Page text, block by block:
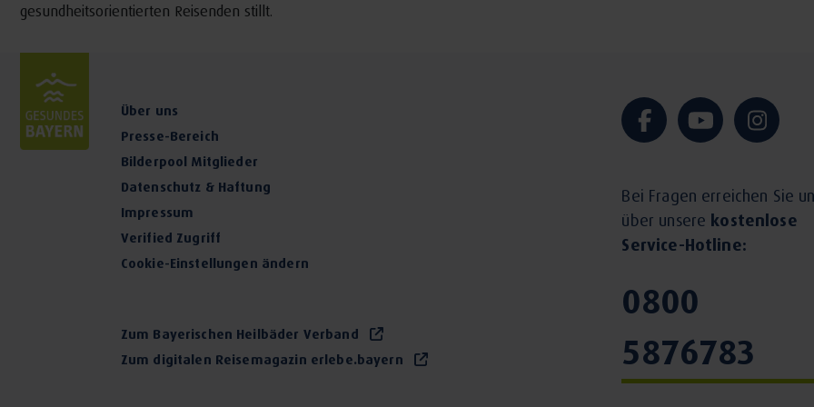
gesundheitsorientierten Reisenden stillt.
Über uns
Presse-Bereich
Bilderpool Mitglieder
Datenschutz & Haftung
Impressum
Verified Zugriff
Cookie-Einstellungen ändern
Zum Bayerischen Heilbäder Verband
Zum digitalen Reisemagazin erlebe.bayern
Bei Fragen erreichen Sie
über unsere kostenlose
Service-Hotline:
0800
5876783